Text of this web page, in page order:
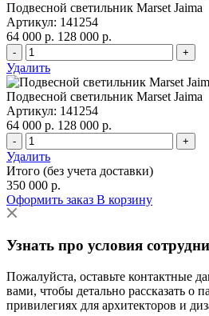
Подвесной светильник Marset Jaima
Артикул: 141254
64 000 р. 128 000 р.
- +
Удалить
Подвесной светильник Marset Jaima
Артикул: 141254
64 000 р. 128 000 р.
- +
Удалить
Итого (без учета доставки)
350 000 р.
Оформить заказ В корзину
Узнать про условия
Пожалуйста, оставьте контактные
вами, чтобы детально рассказать о
привилегиях для архитекторов и